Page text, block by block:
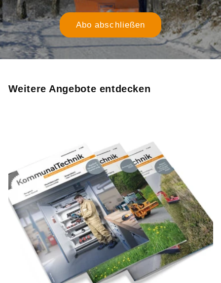
Abo abschließen
Weitere Angebote entdecken